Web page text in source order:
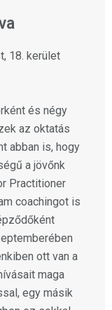
18. kerület
és négy
az oktatás
abban is, hogy
a jövőnk
Practitioner
coachingot is
ott van a
maga
egy másik